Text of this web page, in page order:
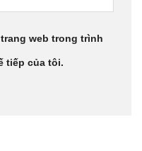
web trong trình
tiếp của tôi.